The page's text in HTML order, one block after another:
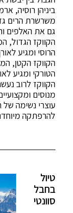
ביניהן רוסיה,
משרשרת הרים
גם את האלפים
הקווקז הגדול,
הקווקז הקטן,
הקווקז לרוב
מנוסים
עוצרי נשימה של
להרפתקה
טיול
בחבל
סוונטי